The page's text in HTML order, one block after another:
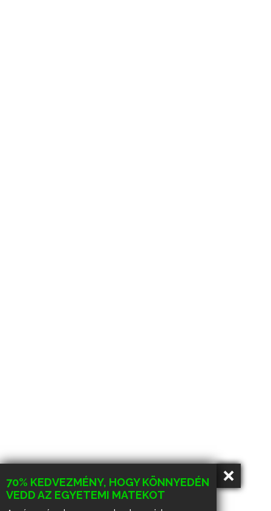
70% KEDVEZMÉNY, HOGY KÖNNYEDÉN
VEDD AZ EGYETEMI MATEKOT